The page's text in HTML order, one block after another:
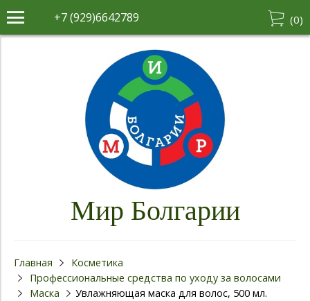
+7 (929)6642789 (0)
Мир Болгарии
Главная
Косметика
Профессиональные средства по уходу за волосами
Маска
Увлажняющая маска для волос, 500 мл.